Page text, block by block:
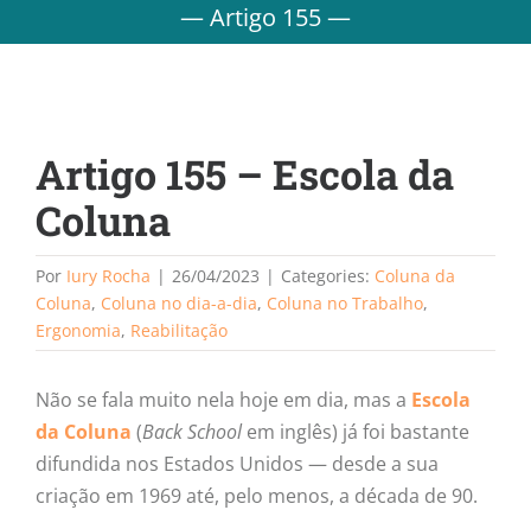
— Artigo 155 —
Artigo 155 – Escola da
Coluna
Por Iury Rocha | 26/04/2023 | Categories: Coluna da
Coluna, Coluna no dia-a-dia, Coluna no Trabalho,
Ergonomia, Reabilitação
Não se fala muito nela hoje em dia, mas a Escola
da Coluna (Back Schoolem inglês) já foi bastante
difundida nos Estados Unidos — desde a sua
criação em 1969 até, pelo menos, a década de 90.